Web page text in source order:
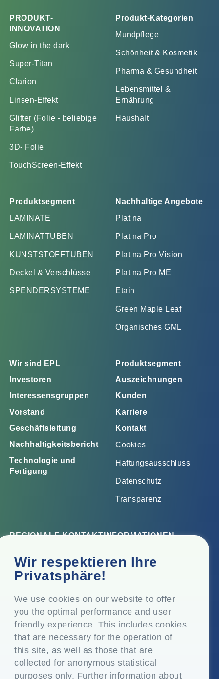
Wir respektieren Ihre
Privatsphäre!
We use cookies on our website to offer
you the optimal performance and user
friendly experience. This includes cookies
that are necessary for the operation of
this site, as well as those that are
collected for anonymous statistical
purposes only. Further information about
PRODUKT-
INNOVATION
Glow in the dark
Super-Titan
Clarion
Linsen-Effekt
Glitter (Folie - beliebige
Farbe)
3D- Folie
TouchScreen-Effekt
Produkt-Kategorien
Mundpflege
Schönheit & Kosmetik
Pharma & Gesundheit
Lebensmittel &
Ernährung
Haushalt
Produktsegment
LAMINATE
LAMINATTUBEN
KUNSTSTOFFTUBEN
Deckel & Verschlüsse
SPENDERSYSTEME
Nachhaltige Angebote
Platina
Platina Pro
Platina Pro Vision
Platina Pro ME
Etain
Green Maple Leaf
Organisches GML
Wir sind EPL
Investoren
Interessensgruppen
Vorstand
Geschäftsleitung
Nachhaltigkeitsbericht
Technologie und
Fertigung
Produktsegment
Auszeichnungen
Kunden
Karriere
Kontakt
Cookies
Haftungsausschluss
Datenschutz
Transparenz
REGIONALE KONTAKTINFORMATIONEN
Firmensitz
Top Floor, Times Tower, Kamala City, Senapati Bapat
Marg, Lower Parel, Mumbai - 400 013, Maharashtra,
Eingetragener Sitz
P.O. Vasind, Taluka Shahapur, Dist. Thane - 421 604,
Maharashtra Indien
+91-22-24819000